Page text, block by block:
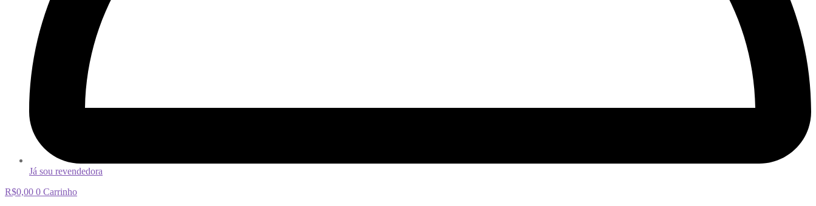
Já sou revendedora
R$0,00 0 Carrinho